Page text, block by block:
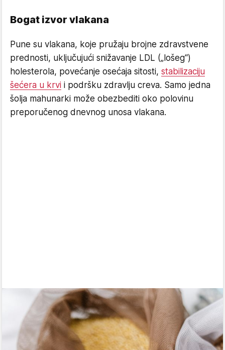
Bogat izvor vlakana
Pune su vlakana, koje pružaju brojne zdravstvene
prednosti, uključujući snižavanje LDL („lošeg“)
holesterola, povećanje osećaja sitosti, stabilizaciju
šećera u krvi i podršku zdravlju creva. Samo jedna
šolja mahunarki može obezbediti oko polovinu
preporučenog dnevnog unosa vlakana.